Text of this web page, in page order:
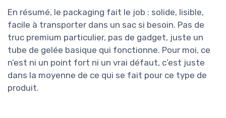
En résumé, le packaging fait le job : solide, lisible,
facile à transporter dans un sac si besoin. Pas de
truc premium particulier, pas de gadget, juste un
tube de gelée basique qui fonctionne. Pour moi, ce
n’est ni un point fort ni un vrai défaut, c’est juste
dans la moyenne de ce qui se fait pour ce type de
produit.